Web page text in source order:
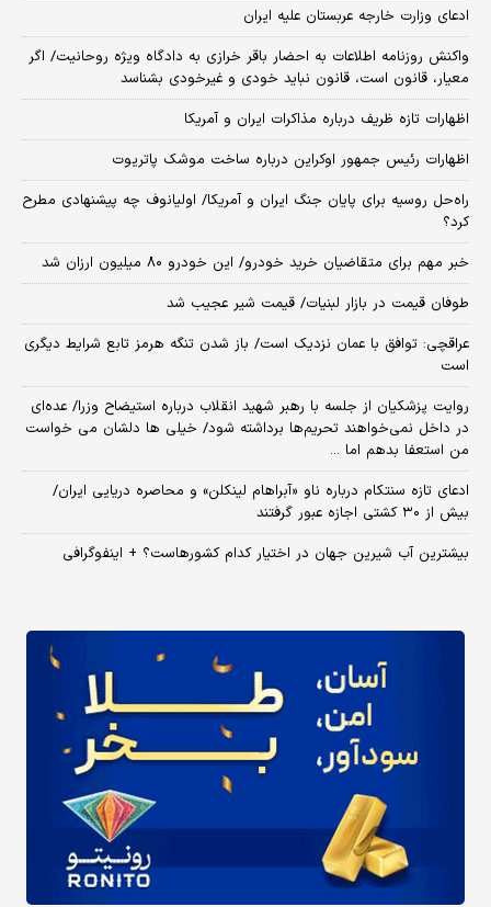
ادعای وزارت خارجه عربستان علیه ایران
واکنش روزنامه اطلاعات به احضار باقر خرازی به دادگاه ویژه روحانیت/ اگر
معیار، قانون است، قانون نباید خودی و غیرخودی بشناسد
اظهارات تازه ظریف درباره مذاکرات ایران و آمریکا
اظهارات رئیس جمهور اوکراین درباره ساخت موشک پاتریوت
راه‌حل روسیه برای پایان جنگ ایران و آمریکا/ اولیانوف چه پیشنهادی مطرح
کرد؟
خبر مهم برای متقاضیان خرید خودرو/ این خودرو ۸۰ میلیون ارزان شد
طوفان قیمت در بازار لبنیات/ قیمت شیر عجیب شد
عراقچی: توافق با عمان نزدیک است/ باز شدن تنگه هرمز تابع شرایط دیگری
است
روایت پزشکیان از جلسه با رهبر شهید انقلاب درباره استیضاح وزرا/ عده‌ای
در داخل نمی‌خواهند تحریم‌ها برداشته شود/ خیلی ها دلشان می خواست
من استعفا بدهم اما ...
ادعای تازه سنتکام درباره ناو «آبراهام لینکلن» و محاصره دریایی ایران/
بیش از ۳۰ کشتی اجازه عبور گرفتند
بیشترین آب شیرین جهان در اختیار کدام کشورهاست؟ + اینفوگرافی